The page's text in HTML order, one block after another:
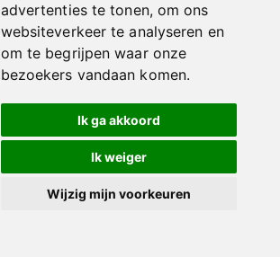
advertenties te tonen, om ons
websiteverkeer te analyseren en
om te begrijpen waar onze
bezoekers vandaan komen.
Ik ga akkoord
Ik weiger
Wijzig mijn voorkeuren